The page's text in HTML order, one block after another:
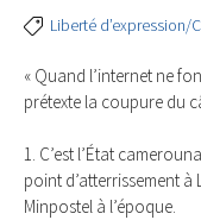
Liberté d’expression/
« Quand l’internet ne
prétexte la coupure du
1. C’est l’État
point d’atterrissement à
Minpostel à l’époque.